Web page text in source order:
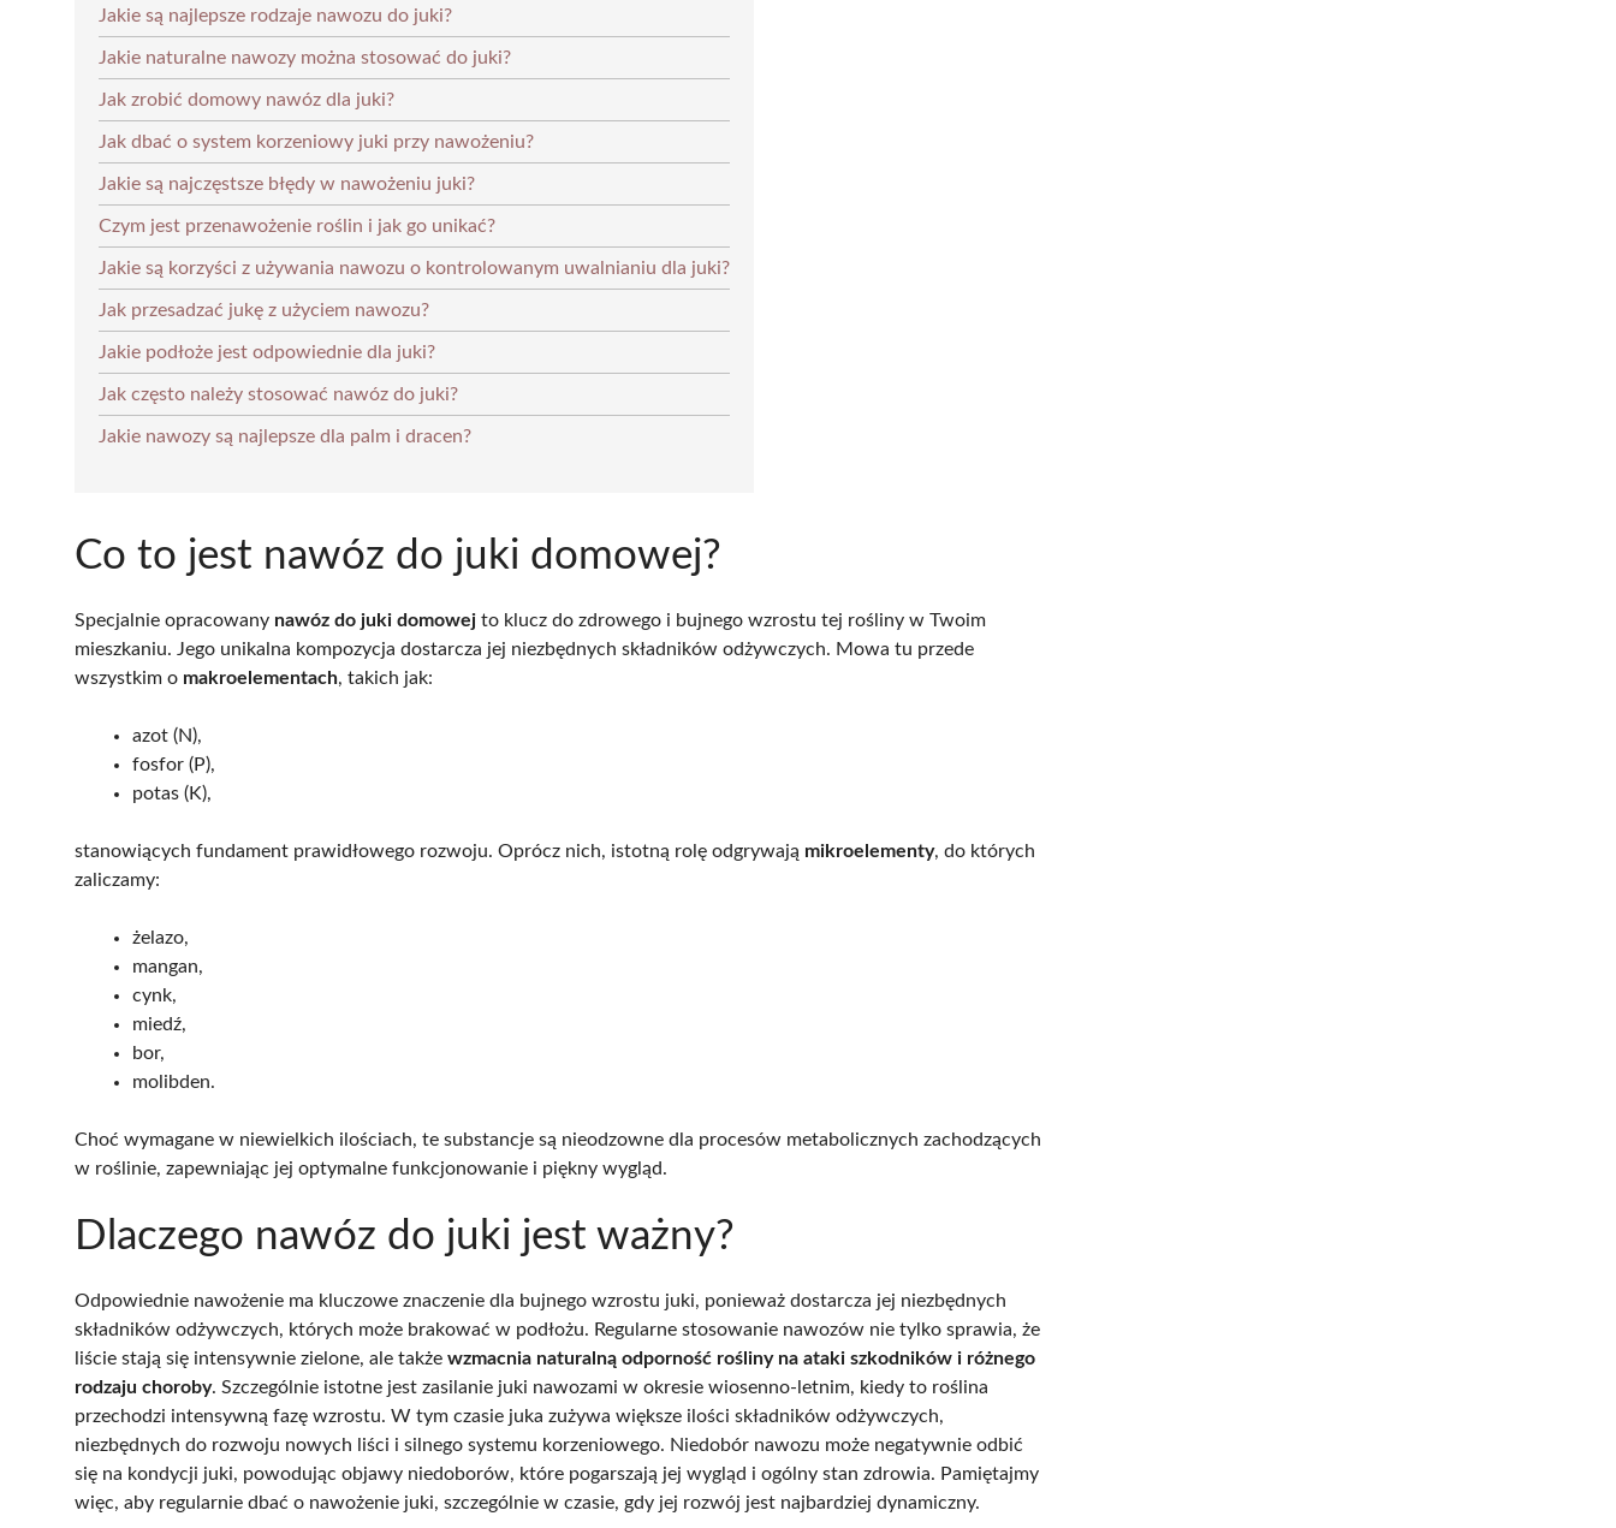
Jakie są najlepsze rodzaje nawozu do juki?
Jakie naturalne nawozy można stosować do juki?
Jak zrobić domowy nawóz dla juki?
Jak dbać o system korzeniowy juki przy nawożeniu?
Jakie są najczęstsze błędy w nawożeniu juki?
Czym jest przenawożenie roślin i jak go unikać?
Jakie są korzyści z używania nawozu o kontrolowanym uwalnianiu dla juki?
Jak przesadzać jukę z użyciem nawozu?
Jakie podłoże jest odpowiednie dla juki?
Jak często należy stosować nawóz do juki?
Jakie nawozy są najlepsze dla palm i dracen?
Co to jest nawóz do juki domowej?
Specjalnie opracowany nawóz do juki domowej to klucz do zdrowego i bujnego wzrostu tej rośliny w Twoim
mieszkaniu. Jego unikalna kompozycja dostarcza jej niezbędnych składników odżywczych. Mowa tu przede
wszystkim o makroelementach, takich jak:
azot (N),
fosfor (P),
potas (K),
stanowiących fundament prawidłowego rozwoju. Oprócz nich, istotną rolę odgrywają mikroelementy, do których
zaliczamy:
żelazo,
mangan,
cynk,
miedź,
bor,
molibden.
Choć wymagane w niewielkich ilościach, te substancje są nieodzowne dla procesów metabolicznych zachodzących
w roślinie, zapewniając jej optymalne funkcjonowanie i piękny wygląd.
Dlaczego nawóz do juki jest ważny?
Odpowiednie nawożenie ma kluczowe znaczenie dla bujnego wzrostu juki, ponieważ dostarcza jej niezbędnych
składników odżywczych, których może brakować w podłożu. Regularne stosowanie nawozów nie tylko sprawia, że
liście stają się intensywnie zielone, ale także wzmacnia naturalną odporność rośliny na ataki szkodników i różnego
rodzaju choroby. Szczególnie istotne jest zasilanie juki nawozami w okresie wiosenno-letnim, kiedy to roślina
przechodzi intensywną fazę wzrostu. W tym czasie juka zużywa większe ilości składników odżywczych,
niezbędnych do rozwoju nowych liści i silnego systemu korzeniowego. Niedobór nawozu może negatywnie odbić
się na kondycji juki, powodując objawy niedoborów, które pogarszają jej wygląd i ogólny stan zdrowia. Pamiętajmy
więc, aby regularnie dbać o nawożenie juki, szczególnie w czasie, gdy jej rozwój jest najbardziej dynamiczny.